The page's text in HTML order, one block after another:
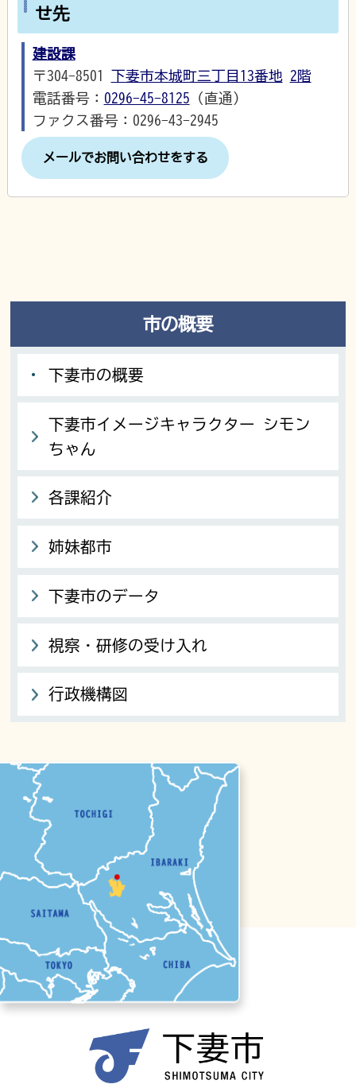
せ先
建設課
〒304-8501 下妻市本城町三丁目13番地 2階
電話番号： 0296-45-8125 （直通）
ファクス番号：0296-43-2945
メールでお問い合わせをする
市の概要
下妻市の概要
下妻市イメージキャラクター シモン
ちゃん
各課紹介
姉妹都市
下妻市のデータ
視察・研修の受け入れ
行政機構図